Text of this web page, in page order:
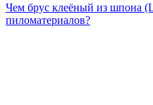
Чем брус клеёный из шпона
пиломатериалов?